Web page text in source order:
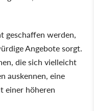
geschaffen werden,
Angebote sorgt.
die sich vielleicht
auskennen, eine
einer höheren